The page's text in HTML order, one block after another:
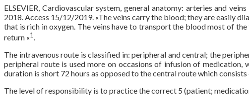
ELSEVIER, Cardiovascular system, general anatomy: arteries and
2018. Access 15/12/2019. «The veins carry the blood; they are easily
that is rich in oxygen. The veins have to transport the blood most of
return «1.
The intravenous route is classified in: peripheral and central; the
peripheral route is used more on occasions of infusion of medication,
duration is short 72 hours as opposed to the central route which
The level of responsibility is to practice the correct 5 (patient;